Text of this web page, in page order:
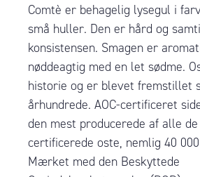
Comtè er behagelig lysegul i
små huller. Den er hård og
konsistensen. Smagen er
nøddeagtig med en let sødme.
historie og er blevet fremstillet
århundrede. AOC-certificeret
den mest producerede af alle de
certificerede oste, nemlig 40
Mærket med den Beskyttede